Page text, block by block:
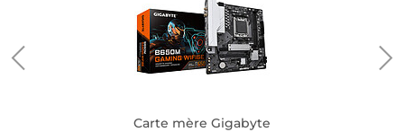
Carte mère Gigabyte